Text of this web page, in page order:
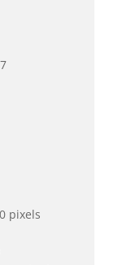
pixels